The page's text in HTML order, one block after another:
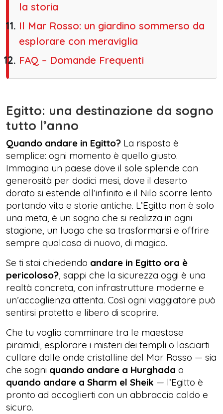
la storia
Il Mar Rosso: un giardino sommerso da
esplorare con meraviglia
FAQ – Domande Frequenti
Egitto: una destinazione da sogno
tutto l’anno
Quando andare in Egitto? La risposta è
semplice: ogni momento è quello giusto.
Immagina un paese dove il sole splende con
generosità per dodici mesi, dove il deserto
dorato si estende all’infinito e il Nilo scorre lento
portando vita e storie antiche. L’Egitto non è solo
una meta, è un sogno che si realizza in ogni
stagione, un luogo che sa trasformarsi e offrire
sempre qualcosa di nuovo, di magico.
Se ti stai chiedendo andare in Egitto ora è
pericoloso?, sappi che la sicurezza oggi è una
realtà concreta, con infrastrutture moderne e
un’accoglienza attenta. Così ogni viaggiatore può
sentirsi protetto e libero di scoprire.
Che tu voglia camminare tra le maestose
piramidi, esplorare i misteri dei templi o lasciarti
cullare dalle onde cristalline del Mar Rosso — sia
che sogni quando andare a Hurghada o
quando andare a Sharm el Sheik — l’Egitto è
pronto ad accoglierti con un abbraccio caldo e
sicuro.